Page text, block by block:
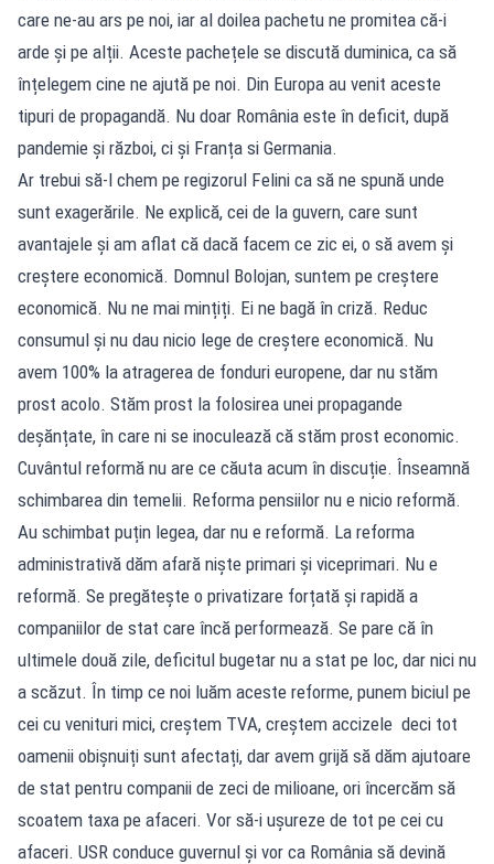
care ne-au ars pe noi, iar al doilea pachetu ne promitea că-i
arde și pe alții. Aceste pachețele se discută duminica, ca să
înțelegem cine ne ajută pe noi. Din Europa au venit aceste
tipuri de propagandă. Nu doar România este în deficit, după
pandemie și război, ci și Franța si Germania.
Ar trebui să-l chem pe regizorul Felini ca să ne spună unde
sunt exagerările. Ne explică, cei de la guvern, care sunt
avantajele și am aflat că dacă facem ce zic ei, o să avem și
creștere economică. Domnul Bolojan, suntem pe creștere
economică. Nu ne mai mințiți. Ei ne bagă în criză. Reduc
consumul și nu dau nicio lege de creștere economică. Nu
avem 100% la atragerea de fonduri europene, dar nu stăm
prost acolo. Stăm prost la folosirea unei propagande
deșănțate, în care ni se inoculează că stăm prost economic.
Cuvântul reformă nu are ce căuta acum în discuție. Înseamnă
schimbarea din temelii. Reforma pensiilor nu e nicio reformă.
Au schimbat puțin legea, dar nu e reformă. La reforma
administrativă dăm afară niște primari și viceprimari. Nu e
reformă. Se pregătește o privatizare forțată și rapidă a
companiilor de stat care încă performează. Se pare că în
ultimele două zile, deficitul bugetar nu a stat pe loc, dar nici nu
a scăzut. În timp ce noi luăm aceste reforme, punem biciul pe
cei cu venituri mici, creștem TVA, creștem accizele deci tot
oamenii obișnuiți sunt afectați, dar avem grijă să dăm ajutoare
de stat pentru companii de zeci de milioane, ori încercăm să
scoatem taxa pe afaceri. Vor să-i ușureze de tot pe cei cu
afaceri. USR conduce guvernul și vor ca România să devină